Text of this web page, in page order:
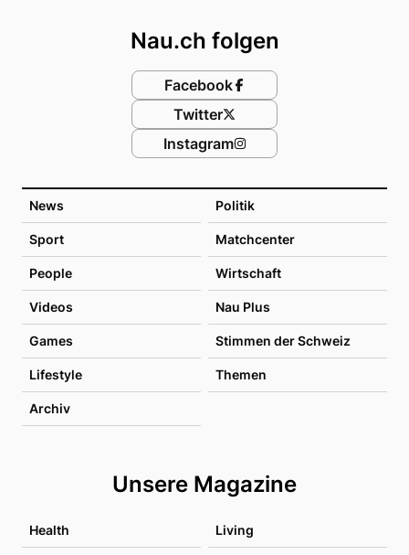
News Politik
Sport Matchcenter
People Wirtschaft
Videos Nau Plus
Games Stimmen der Schweiz
Lifestyle Themen
Archiv
Unsere Magazine
Health Living
Nau.ch folgen
Facebook
Twitter
Instagram